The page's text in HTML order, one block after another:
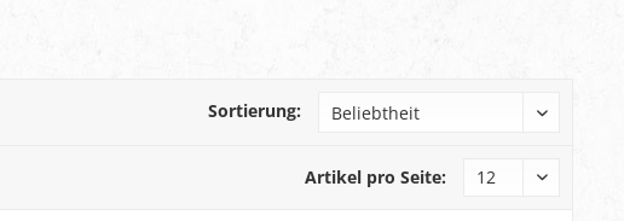
Sortierung:
Artikel pro Seite: